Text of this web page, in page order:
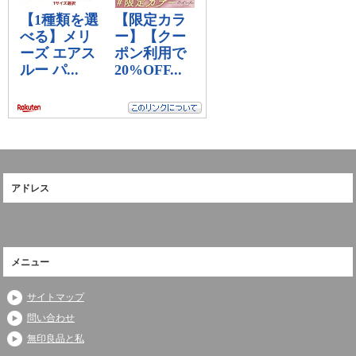
アドレス
メニュー
サイトマップ
問い合わせ
無印良品と私